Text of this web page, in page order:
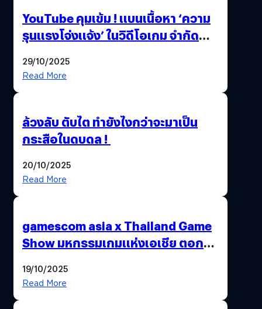
YouTube คุมเข้ม ! แบนเนื้อหา ‘ความ
รุนแรงโจ่งแจ้ง’ ในวิดีโอเกม จำกัด
29/10/2025
Read More
ล้วงลับ ตับไต ทำยังไงกว่าจะมาเป็น
กระสือในดบดล !
20/10/2025
Read More
gamescom asia x Thailand Game
Show มหกรรมเกมแห่งเอเชีย ตอกย้ำ
พาณิชย์ร่วมชูความสำเร็จ
19/10/2025
Read More